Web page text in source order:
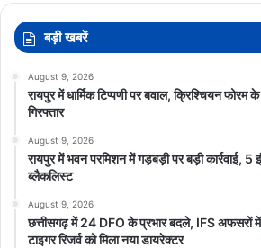
बड़ी खबरें
August 9, 2026
रायपुर में धार्मिक टिप्पणी पर बवाल, क्रिश्चियन
गिरफ्तार
August 9, 2026
रायपुर में भवन परमिशन में गड़बड़ी पर बड़ी कार्रवाई, 5
ब्लैकलिस्ट
August 9, 2026
छत्तीसगढ़ में 24 DFO के प्रभार बदले, IFS अफसरों में
टाइगर रिजर्व को मिला नया डायरेक्टर